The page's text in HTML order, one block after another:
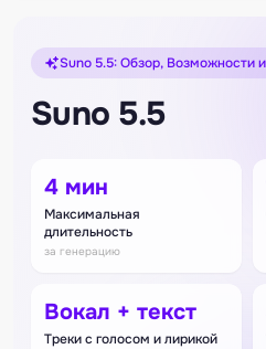
Suno 5.5: Обзор, Возможности
Suno 5.5
4 мин
Максимальная
длительность
за генерацию
Вокал + текст
Треки с голосом и лирикой